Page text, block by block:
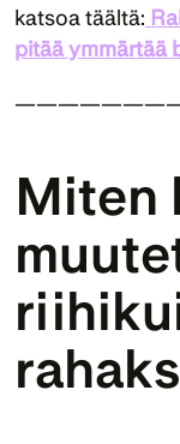
katsoa täältä:
pitää ymmärtää
Miten